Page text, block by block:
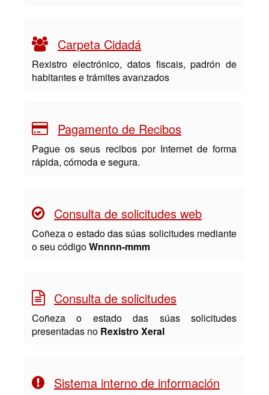
Carpeta Cidadá
Rexistro electrónico, datos fiscais, padrón de
habitantes e trámites avanzados
Pagamento de Recibos
Pague os seus recibos por Internet de forma
rápida, cómoda e segura.
Consulta de solicitudes web
Coñeza o estado das súas solicitudes mediante
o seu códigoWnnnn-mmm
Consulta de solicitudes
Coñeza o estado das súas solicitudes
presentadas no Rexistro Xeral
Sistema interno de información